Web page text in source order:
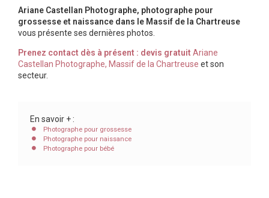
Ariane Castellan Photographe, photographe pour
grossesse et naissance dans le Massif de la Chartreuse
vous présente ses dernières photos.
Prenez contact dès à présent : devis gratuit Ariane
Castellan Photographe, Massif de la Chartreuse et son
secteur.
En savoir + :
Photographe pour grossesse
Photographe pour naissance
Photographe pour bébé